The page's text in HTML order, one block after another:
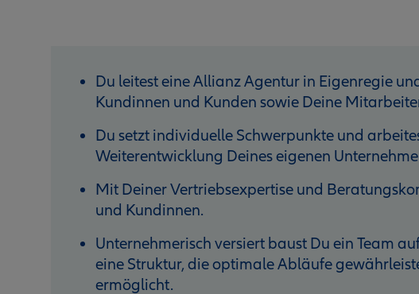
Du leitest eine Allianz Agentur in Eigenregie
Kundinnen und Kunden sowie Deine
Du setzt individuelle Schwerpunkte und
Weiterentwicklung Deines eigenen
Mit Deiner Vertriebsexpertise und
und Kundinnen.
Unternehmerisch versiert baust Du ein Team
eine Struktur, die optimale Abläufe
ermöglicht.